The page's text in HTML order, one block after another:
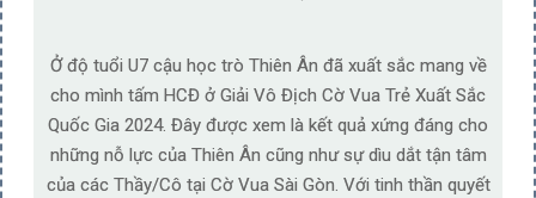
Ở độ tuổi U7 cậu học trò Thiên Ân đã xuất sắc mang về
cho mình tấm HCĐ ở Giải Vô Địch Cờ Vua Trẻ Xuất Sắc
Quốc Gia 2024. Đây được xem là kết quả xứng đáng cho
những nỗ lực của Thiên Ân cũng như sự dìu dắt tận tâm
của các Thầy/Cô tại Cờ Vua Sài Gòn. Với tinh thần quyết